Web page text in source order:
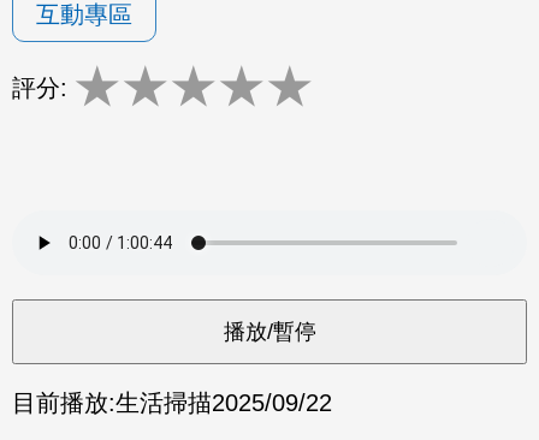
互動專區
評分: ★★★★★
目前播放:生活掃描2025/09/22